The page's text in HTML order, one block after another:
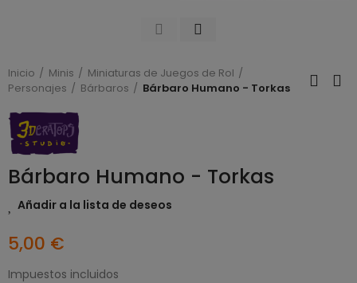
Inicio Minis
Miniaturas de Juegos de Rol
Personajes
Bárbaros Bárbaro Humano - Torkas
Bárbaro Humano - Torkas
Añadir a la lista de deseos
5,00 €
Impuestos incluidos